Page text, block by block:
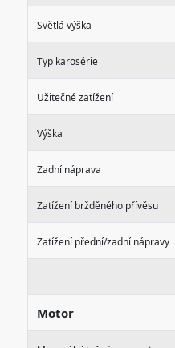
Světlá výška
Typ karosérie
Užitečné zatížení
Výška
Zadní náprava
Zatížení bržděného přívěsu
Zatížení přední/zadní nápravy
Motor